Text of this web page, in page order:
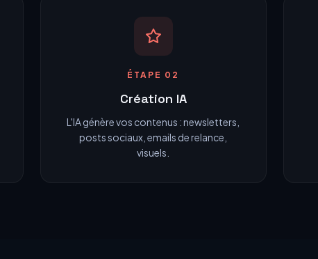
ÉTAPE 02
Création IA
L'IA génère vos contenus : newsletters,
posts sociaux, emails de relance,
visuels.